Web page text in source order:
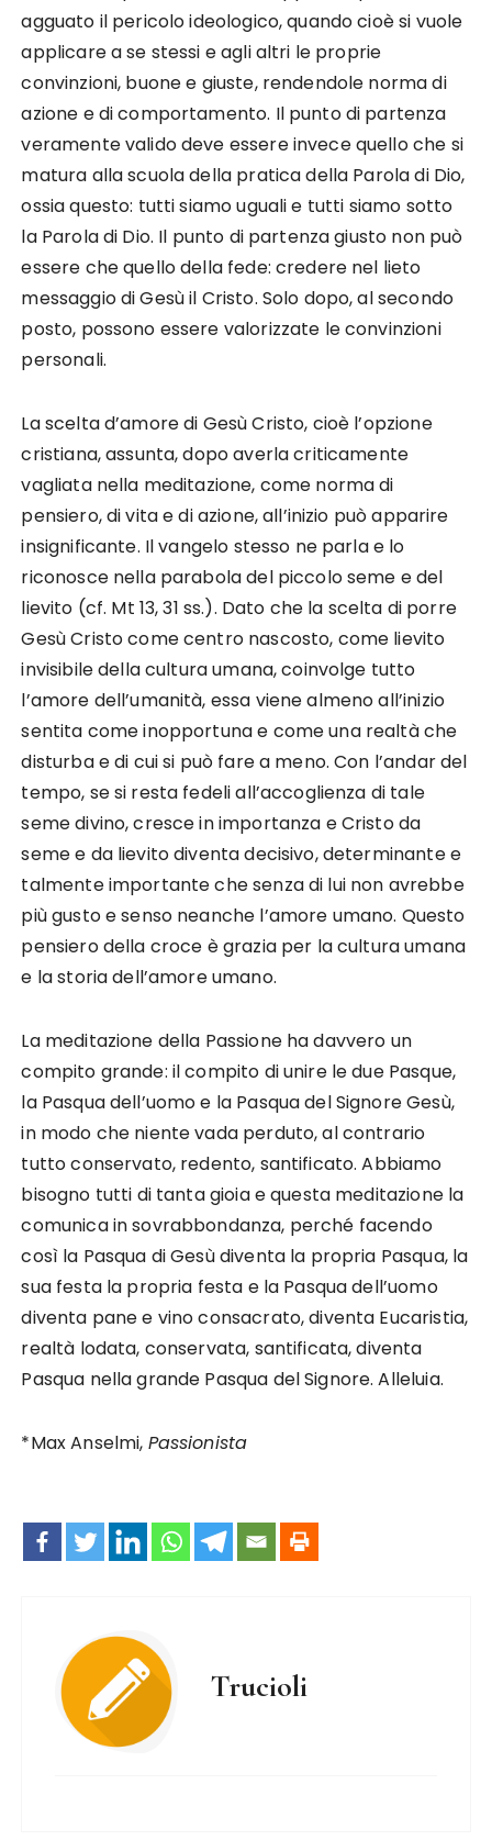
agguato il pericolo ideologico, quando cioè si vuole
applicare a se stessi e agli altri le proprie
convinzioni, buone e giuste, rendendole norma di
azione e di comportamento. Il punto di partenza
veramente valido deve essere invece quello che si
matura alla scuola della pratica della Parola di Dio,
ossia questo: tutti siamo uguali e tutti siamo sotto
la Parola di Dio. Il punto di partenza giusto non può
essere che quello della fede: credere nel lieto
messaggio di Gesù il Cristo. Solo dopo, al secondo
posto, possono essere valorizzate le convinzioni
personali.
La scelta d’amore di Gesù Cristo, cioè l’opzione
cristiana, assunta, dopo averla criticamente
vagliata nella meditazione, come norma di
pensiero, di vita e di azione, all’inizio può apparire
insignificante. Il vangelo stesso ne parla e lo
riconosce nella parabola del piccolo seme e del
lievito (cf. Mt 13, 31 ss.). Dato che la scelta di porre
Gesù Cristo come centro nascosto, come lievito
invisibile della cultura umana, coinvolge tutto
l’amore dell’umanità, essa viene almeno all’inizio
sentita come inopportuna e come una realtà che
disturba e di cui si può fare a meno. Con l’andar del
tempo, se si resta fedeli all’accoglienza di tale
seme divino, cresce in importanza e Cristo da
seme e da lievito diventa decisivo, determinante e
talmente importante che senza di lui non avrebbe
più gusto e senso neanche l’amore umano. Questo
pensiero della croce è grazia per la cultura umana
e la storia dell’amore umano.
La meditazione della Passione ha davvero un
compito grande: il compito di unire le due Pasque,
la Pasqua dell’uomo e la Pasqua del Signore Gesù,
in modo che niente vada perduto, al contrario
tutto conservato, redento, santificato. Abbiamo
bisogno tutti di tanta gioia e questa meditazione la
comunica in sovrabbondanza, perché facendo
così la Pasqua di Gesù diventa la propria Pasqua, la
sua festa la propria festa e la Pasqua dell’uomo
diventa pane e vino consacrato, diventa Eucaristia,
realtà lodata, conservata, santificata, diventa
Pasqua nella grande Pasqua del Signore. Alleluia.
*Max Anselmi, Passionista
Trucioli